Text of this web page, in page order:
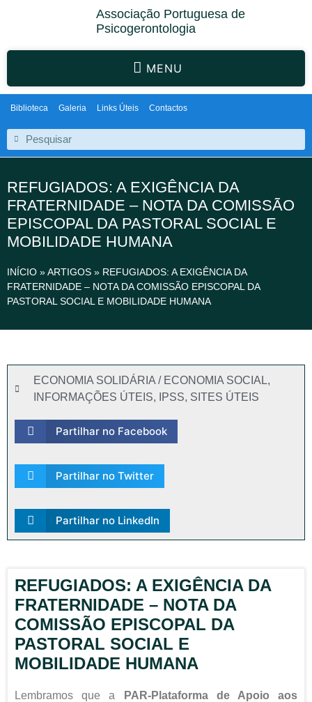
Associação Portuguesa de
Psicogerontologia
MENU
Biblioteca Galeria Links Úteis Contactos
REFUGIADOS: A EXIGÊNCIA DA
FRATERNIDADE – NOTA DA COMISSÃO
EPISCOPAL DA PASTORAL SOCIAL E
MOBILIDADE HUMANA
INÍCIO »ARTIGOS » REFUGIADOS: A EXIGÊNCIA DA
FRATERNIDADE – NOTA DA COMISSÃO EPISCOPAL DA
PASTORAL SOCIAL E MOBILIDADE HUMANA
ECONOMIA SOLIDÁRIA / ECONOMIA SOCIAL,
INFORMAÇÕES ÚTEIS, IPSS, SITES ÚTEIS
Partilhar no Facebook
Partilhar no Twitter
Partilhar no LinkedIn
REFUGIADOS: A EXIGÊNCIA DA
FRATERNIDADE – NOTA DA
COMISSÃO EPISCOPAL DA
PASTORAL SOCIAL E
MOBILIDADE HUMANA
Lembramos que a
PAR-Plataforma de Apoio aos